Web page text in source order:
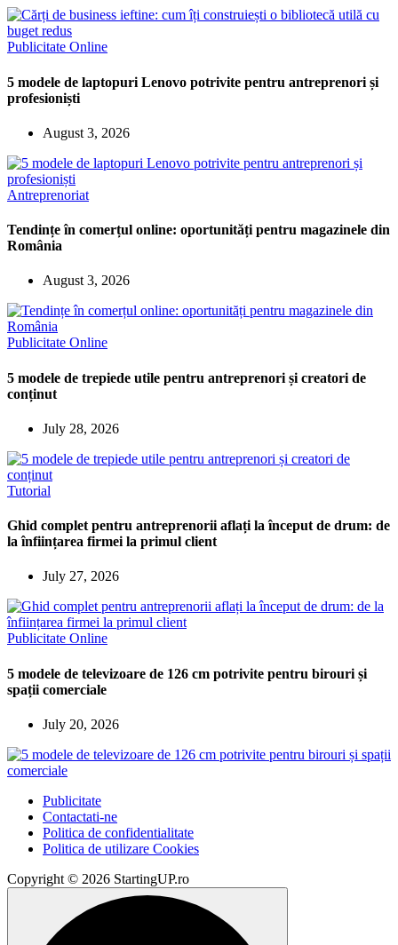
Publicitate Online
5 modele de laptopuri Lenovo potrivite pentru antreprenori și
profesioniști
August 3, 2026
Antreprenoriat
Tendințe în comerțul online: oportunități pentru magazinele din
România
August 3, 2026
Publicitate Online
5 modele de trepiede utile pentru antreprenori și creatori de
conținut
July 28, 2026
Tutorial
Ghid complet pentru antreprenorii aflați la început de drum: de
la înființarea firmei la primul client
July 27, 2026
Publicitate Online
5 modele de televizoare de 126 cm potrivite pentru birouri și
spații comerciale
July 20, 2026
Publicitate
Contactati-ne
Politica de confidentialitate
Politica de utilizare Cookies
Copyright © 2026 StartingUP.ro